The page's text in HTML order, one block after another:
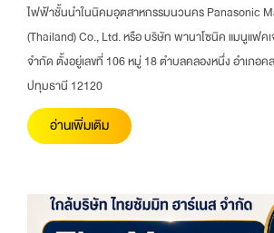
ไฟฟ้าชั้นนำในนิคมอุตสาหกรรมนวนคร Panasonic
(Thailand) Co., Ltd. หรือ บริษัท พานาโซนิค แมนูแฟคเ
จำกัด ตั้งอยู่เลขที่ 106 หมู่ 18 ตำบลคลองหนึ่ง อำเภอค
ปทุมธานี 12120
อ่านเพิ่มเติม